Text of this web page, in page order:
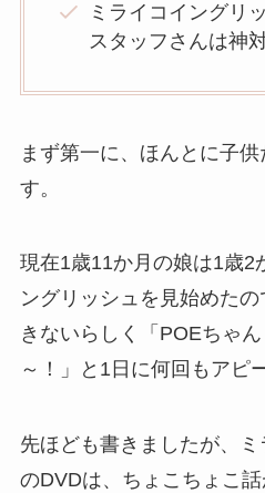
ミライコイングリ
スタッフさんは神
まず第一に、ほんとに子
す。
現在1歳11か月の娘は1歳2
ングリッシュを見始めた
きないらしく「POEちゃ
～！」と1日に何回もアピ
先ほども書きましたが、
のDVDは、ちょこちょこ